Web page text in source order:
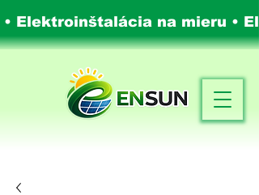
Elektroinštalácia na mieru •